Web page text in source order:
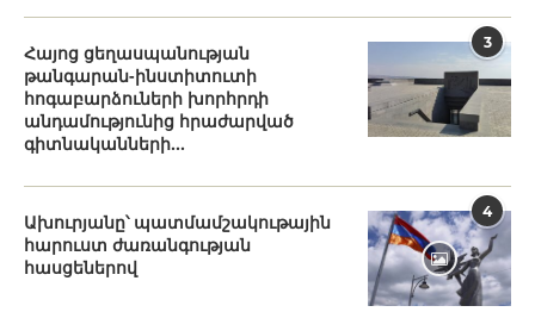
3
Հայոց ցեղասպանության
թանգարան-ինստիտուտի
հոգաբարձուների խորհրդի
անդամությունից հրաժարված
գիտնականների...
4
Ախուրյանը՝ պատմամշակութային
հարուստ ժառանգության
հասցեներով